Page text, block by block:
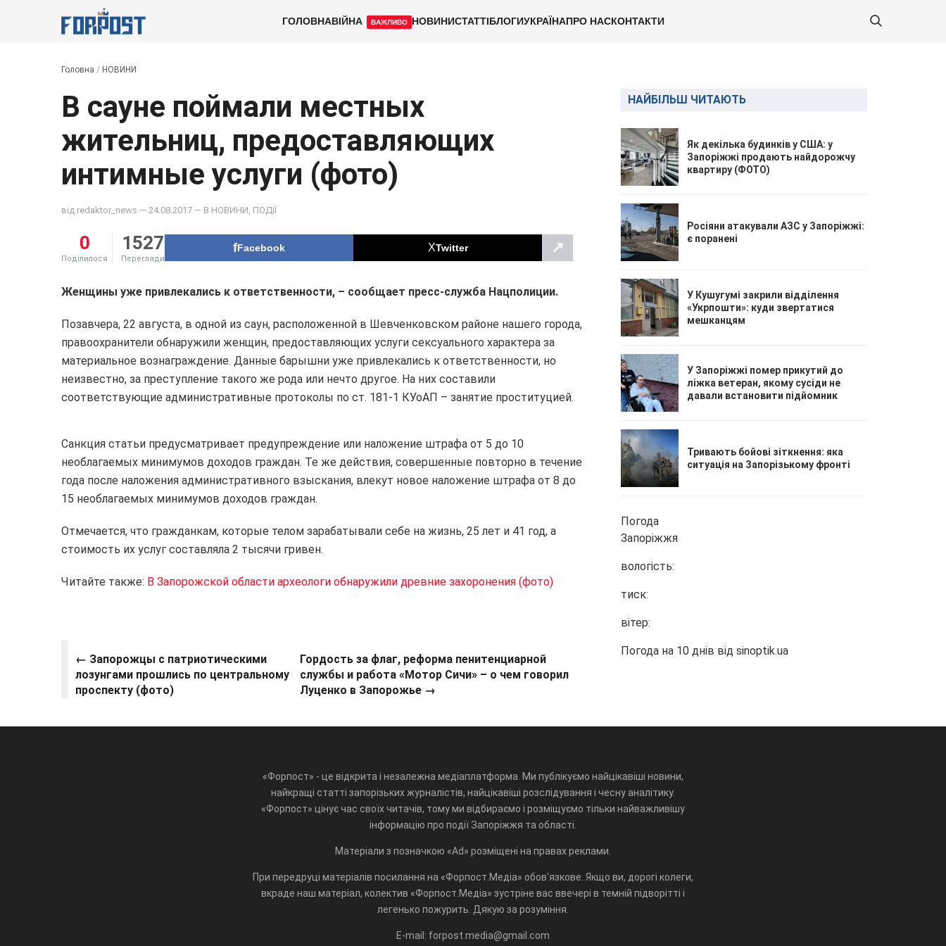
ГОЛОВНАВІЙНА ВАЖЛИВО НОВИНИСТАТТІБЛОГИУКРАЇНАПРО НАСКОНТАКТИ
Головна / НОВИНИ
В сауне поймали местных
жительниц, предоставляющих
интимные услуги (фото)
від redaktor_news — 24.08.2017 — В НОВИНИ ПОДІЇ
0
Поділилося
1527
Перегляди
Facebook Twitter ↗
Женщины уже привлекались к ответственности, – сообщает пресс-служба Нацполиции.
Позавчера, 22 августа, в одной из саун, расположенной в Шевченковском районе нашего города,
правоохранители обнаружили женщин, предоставляющих услуги сексуального характера за
материальное вознаграждение. Данные барышни уже привлекались к ответственности, но
неизвестно, за преступление такого же рода или нечто другое. На них составили
соответствующие административные протоколы по ст. 181-1 КУоАП – занятие проституцией.
Санкция статьи предусматривает предупреждение или наложение штрафа от 5 до 10
необлагаемых минимумов доходов граждан. Те же действия, совершенные повторно в течение
года после наложения административного взыскания, влекут новое наложение штрафа от 8 до
15 необлагаемых минимумов доходов граждан.
Отмечается, что гражданкам, которые телом зарабатывали себе на жизнь, 25 лет и 41 год, а
стоимость их услуг составляла 2 тысячи гривен.
Читайте также: В Запорожской области археологи обнаружили древние захоронения (фото)
← Запорожцы с патриотическими
лозунгами прошлись по центральному
проспекту (фото)
Гордость за флаг, реформа пенитенциарной
службы и работа «Мотор Сичи» – о чем говорил
Луценко в Запорожье →
НАЙБІЛЬШ ЧИТАЮТЬ
Як декілька будинків у США: у
Запоріжжі продають найдорожчу
квартиру (ФОТО)
Росіяни атакували АЗС у Запоріжжі:
є поранені
У Кушугумі закрили відділення
«Укрпошти»: куди звертатися
мешканцям
У Запоріжжі помер прикутий до
ліжка ветеран, якому сусіди не
давали встановити підйомник
Тривають бойові зіткнення: яка
ситуація на Запорізькому фронті
Погода
Запоріжжя
вологість:
тиск:
вітер:
Погода на 10 днів від sinoptik.ua
«Форпост» - це відкрита і незалежна медіаплатформа. Ми публікуємо найцікавіші новини,
найкращі статті запорізьких журналістів, найцікавіші розслідування і чесну аналітику.
«Форпост» цінує час своїх читачів, тому ми відбираємо і розміщуємо тільки найважливішу
інформацію про події Запоріжжя та області.
Матеріали з позначкою «Ad» розміщені на правах реклами.
При передруці матеріалів посилання на «Форпост.Медіа» обов'язкове. Якщо ви, дорогі колеги,
вкраде наш матеріал, колектив «Форпост.Медіа» зустріне вас ввечері в темній підворітті і
легенько пожурить. Дякую за розуміння.
E-mail: forpost.media@gmail.com